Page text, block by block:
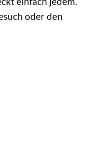
oder den